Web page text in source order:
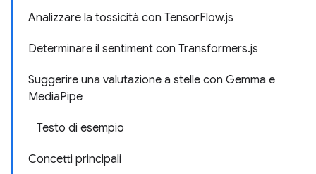
Analizzare la tossicità con TensorFlow.js
Determinare il sentiment con Transformers.js
Suggerire una valutazione a stelle con Gemma e
MediaPipe
Testo di esempio
Concetti principali